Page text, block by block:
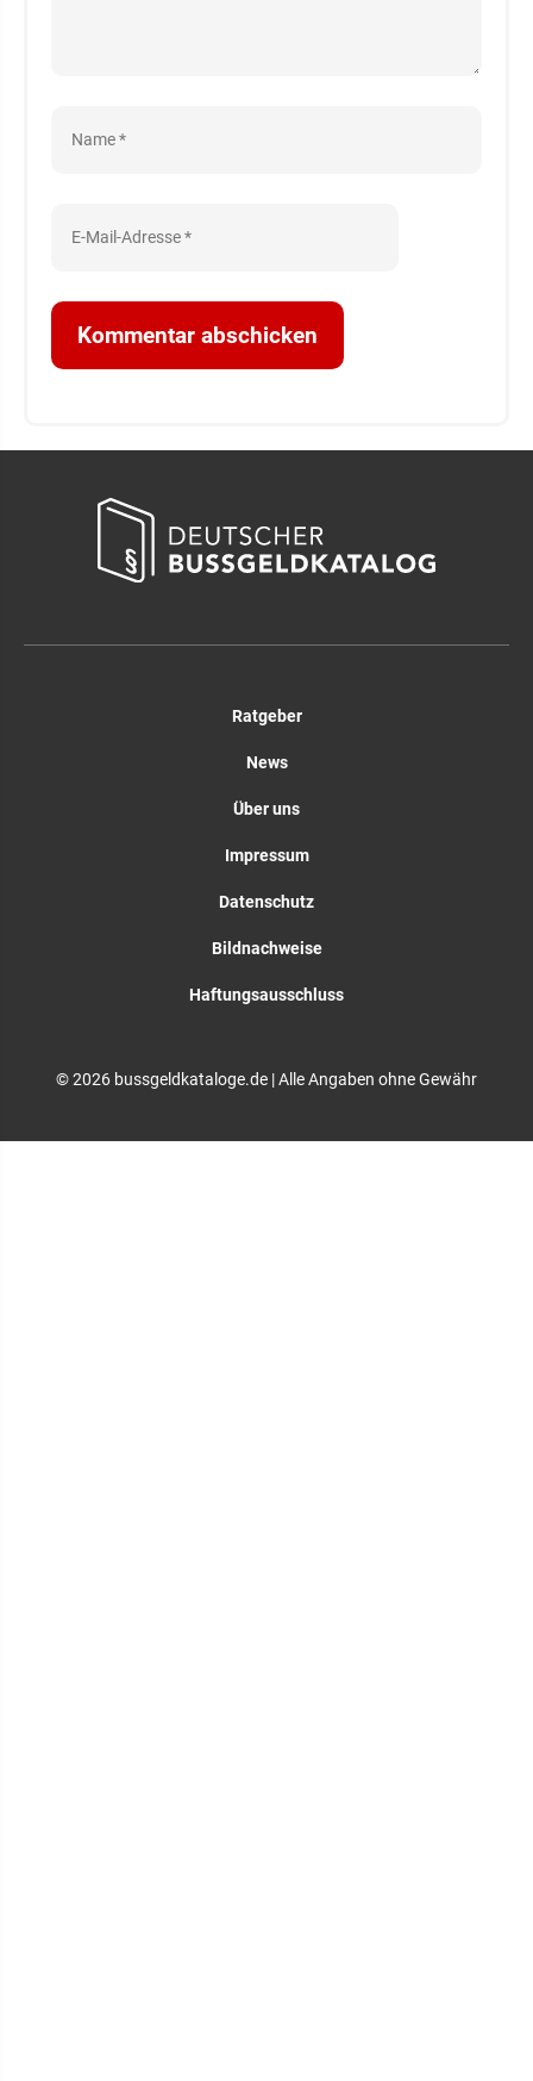
Ratgeber
News
Über uns
Impressum
Datenschutz
Bildnachweise
Haftungsausschluss
© 2026 bussgeldkataloge.de | Alle Angaben ohne Gewähr